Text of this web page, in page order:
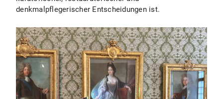
denkmalpflegerischer Entscheidungen ist.